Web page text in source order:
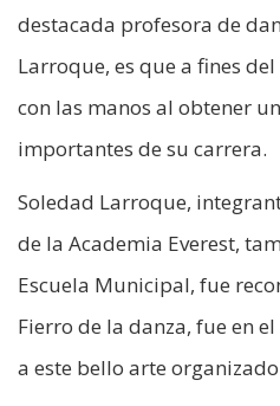
destacada profesora de
Larroque, es que a fines
con las manos al obtener
importantes de su carrera.
Soledad Larroque,
de la Academia Everest,
Escuela Municipal, fue
Fierro de la danza, fue en
a este bello arte organizado